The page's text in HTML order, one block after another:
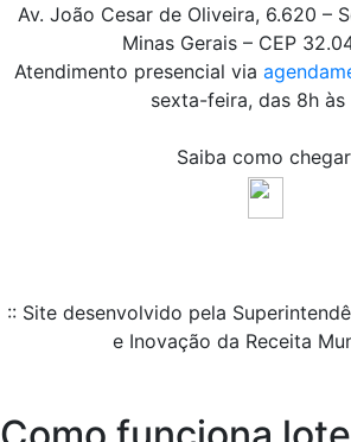
Av. João Cesar de Oliveira, 6.620 –
Minas Gerais – CEP
Atendimento presencial via
sexta-feira, das 8h às
Saiba como
:: Site desenvolvido pela
e Inovação da Receita